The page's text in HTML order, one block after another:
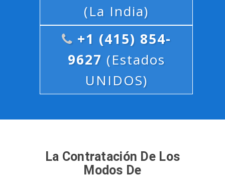
(La India)
+1 (415) 854-
9627 (Estados
UNIDOS)
La Contratación De Los
Modos De